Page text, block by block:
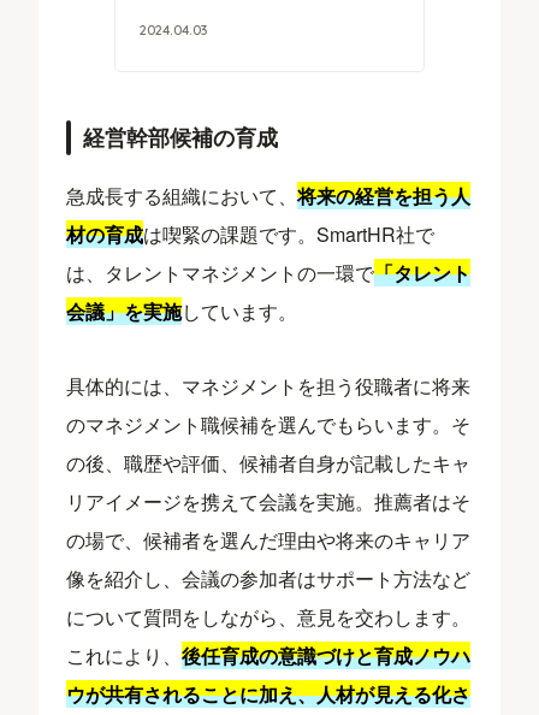
2024.04.03
経営幹部候補の育成
急成長する組織において、将来の経営を担う人
材の育成は喫緊の課題です。SmartHR社で
は、タレントマネジメントの一環で「タレント
会議」を実施しています。
具体的には、マネジメントを担う役職者に将来
のマネジメント職候補を選んでもらいます。そ
の後、職歴や評価、候補者自身が記載したキャ
リアイメージを携えて会議を実施。推薦者はそ
の場で、候補者を選んだ理由や将来のキャリア
像を紹介し、会議の参加者はサポート方法など
について質問をしながら、意見を交わします。
これにより、後任育成の意識づけと育成ノウハ
ウが共有されることに加え、人材が見える化さ